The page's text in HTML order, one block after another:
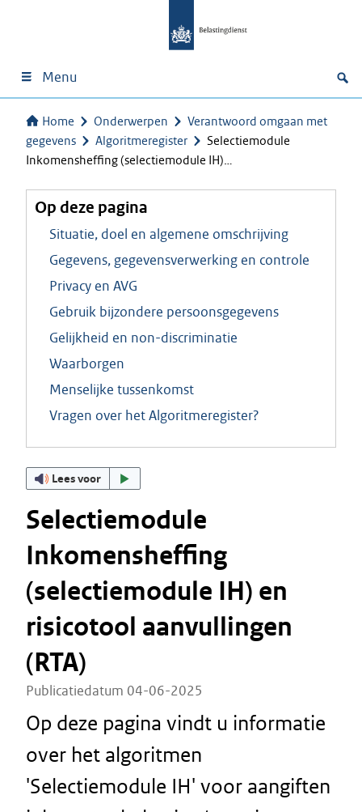
Menu
Home Onderwerpen
Verantwoord omgaan met
gegevens
Algoritmeregister
Selectiemodule
Inkomensheffing (selectiemodule IH)…
Op deze pagina
Situatie, doel en algemene omschrijving
Gegevens, gegevensverwerking en controle
Privacy en AVG
Gebruik bijzondere persoonsgegevens
Gelijkheid en non-discriminatie
Waarborgen
Menselijke tussenkomst
Vragen over het Algoritmeregister?
Lees voor
Selectiemodule
Inkomensheffing
(selectiemodule IH) en
risicotool aanvullingen
(RTA)
Publicatiedatum 04-06-2025
Op deze pagina vindt u informatie
over het algoritmen
'Selectiemodule IH' voor aangiften